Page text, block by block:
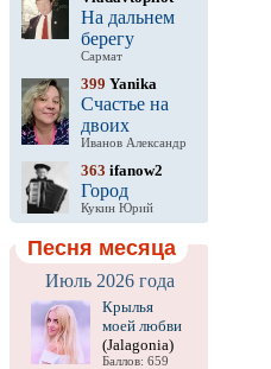
На дальнем
берегу
Сармат
399 Yanika
Счастье на
двоих
Иванов Александр
363 ifanow2
Город
Кукин Юрий
Песня месяца
Июль 2026 года
Крылья
моей любви
(Jalagonia)
Баллов: 659